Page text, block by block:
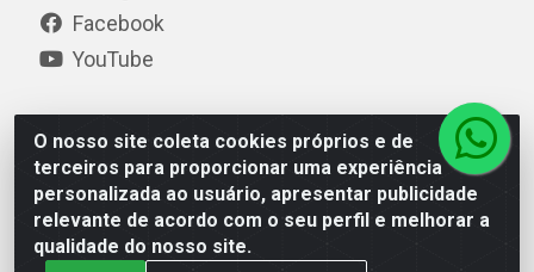
O nosso site coleta cookies próprios e de
terceiros para proporcionar uma experiência
personalizada ao usuário, apresentar publicidade
relevante de acordo com o seu perfil e melhorar a
qualidade do nosso site.
Facebook
YouTube
Distac Distribuidora - Av. Durval de Góes Monteiro, 7049
- Jardim Petrópolis - Maceió/AL - CEP 57061-000 - CNPJ
08.072.649/0001-20